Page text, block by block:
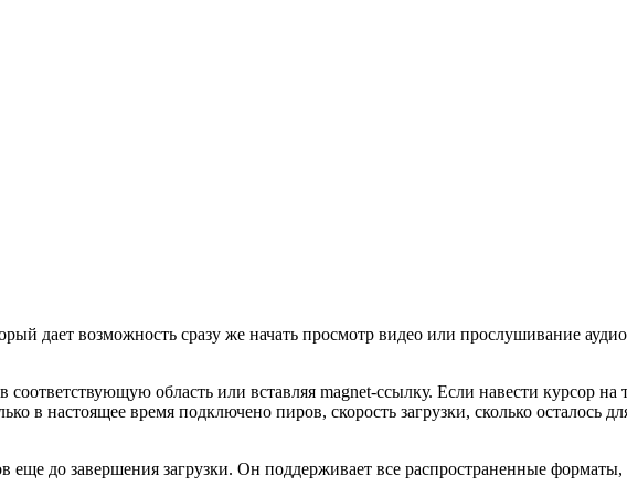
дает возможность сразу же начать просмотр видео или прослушивание
соответствующую область или вставляя magnet-ссылку. Если навести курсор
в настоящее время подключено пиров, скорость загрузки, сколько осталось
до завершения загрузки. Он поддерживает все распространенные форматы,